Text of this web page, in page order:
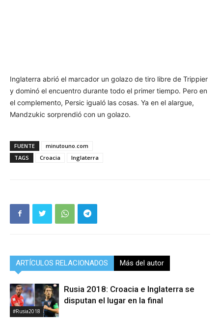
Inglaterra abrió el marcador un golazo de tiro libre de Trippier
y dominó el encuentro durante todo el primer tiempo. Pero en
el complemento, Persic igualó las cosas. Ya en el alargue,
Mandzukic sorprendió con un golazo.
FUENTE
minutouno.com
TAGS
Croacia Inglaterra
ARTÍCULOS RELACIONADOS Más del autor
#Rusia2018
Rusia 2018: Croacia e Inglaterra se
disputan el lugar en la final